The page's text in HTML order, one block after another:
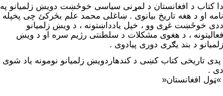
دا کتاب د افغانستان د لمړنی سیاسی خوځښت دويښ زلمیانو په
نامه او د هغه تاريخ بیانوی . ښاغلی محمد علم بڅرکئ چی پخپله
ددی خوځښت غړی وو ، خپل يادداښتونه ، د ويښ زلمیانو
فعالیتونه ، د هغوی مشکلات د سلطنتی رژیم سره او د ويښ
زلمیانو د بند یګری دوری پیادوی .
پدی تاریخی کتاب کښی د کندهاردويښ زلمیانو نومونه یاد شوی
دی .
»ټول افغانستان«